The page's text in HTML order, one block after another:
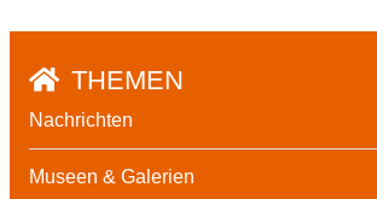
THEMEN
Nachrichten
Museen & Galerien